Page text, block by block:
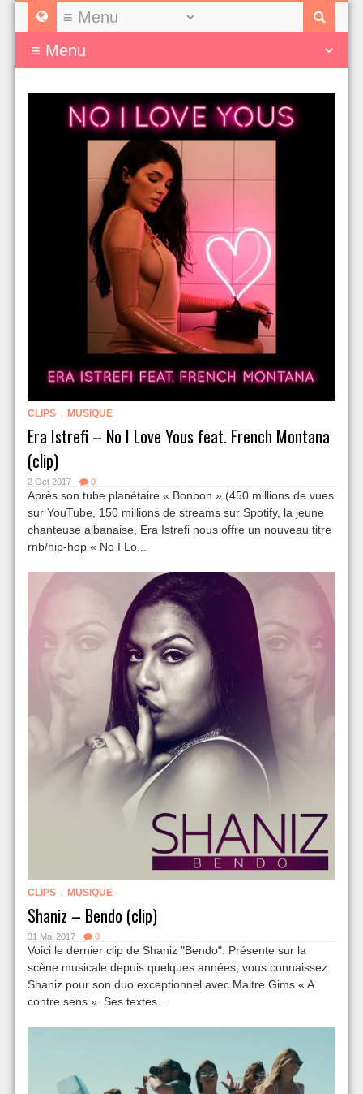
CLIPS , MUSIQUE
Era Istrefi – No I Love Yous feat. French Montana
(clip)
2 Oct 2017 0
Après son tube planétaire « Bonbon » (450 millions de vues
sur YouTube, 150 millions de streams sur Spotify, la jeune
chanteuse albanaise, Era Istrefi nous offre un nouveau titre
rnb/hip-hop « No I Lo...
CLIPS , MUSIQUE
Shaniz – Bendo (clip)
31 Mai 2017 0
Voici le dernier clip de Shaniz "Bendo". Présente sur la
scène musicale depuis quelques années, vous connaissez
Shaniz pour son duo exceptionnel avec Maitre Gims « A
contre sens ». Ses textes...